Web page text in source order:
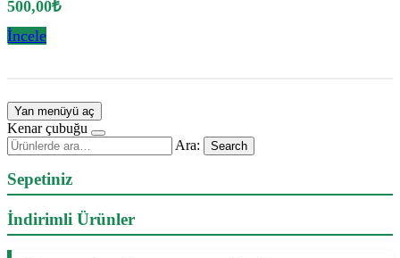
500,00₺
İncele
Yan menüyü aç
Kenar çubuğu
Ara:
Search
Sepetiniz
İndirimli Ürünler